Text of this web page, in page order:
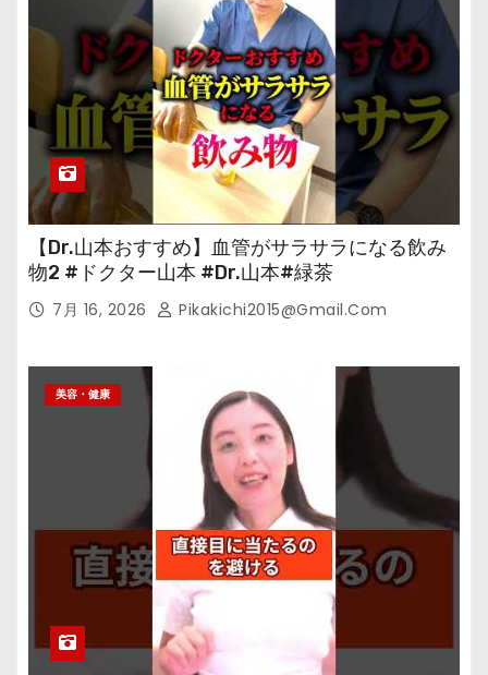
【Dr.山本おすすめ】血管がサラサラになる飲み
物2 #ドクター山本 #Dr.山本#緑茶
7月 16, 2026 Pikakichi2015@gmail.com
美容・健康